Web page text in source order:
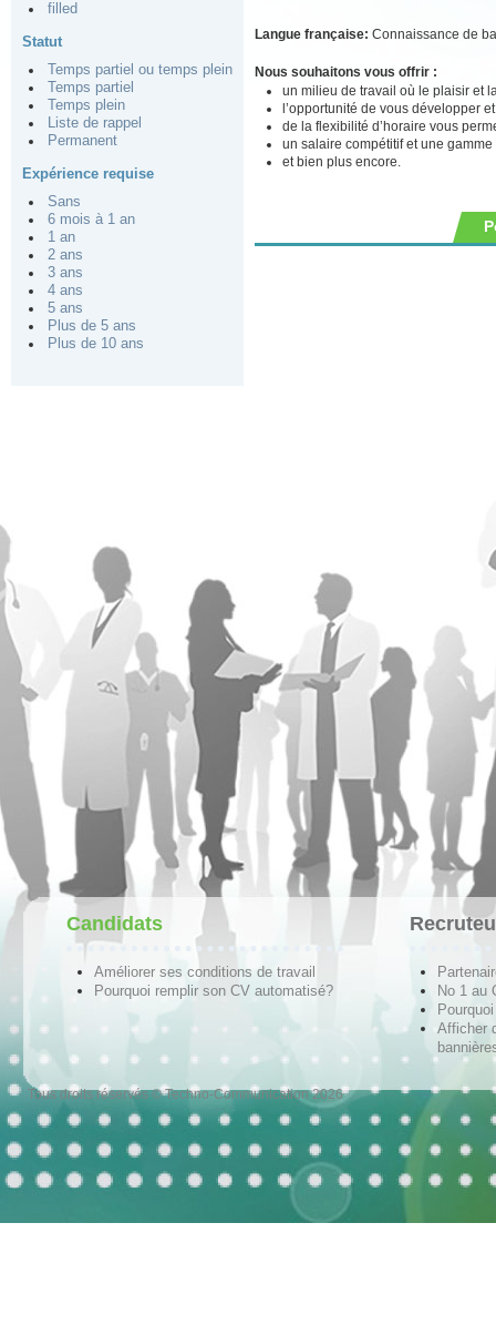
filled
Statut
Temps partiel ou temps plein
Temps partiel
Temps plein
Liste de rappel
Permanent
Expérience requise
Sans
6 mois à 1 an
1 an
2 ans
3 ans
4 ans
5 ans
Plus de 5 ans
Plus de 10 ans
Langue française: Connaissance de
Nous souhaitons vous offrir :
un milieu de travail où le plaisir et
l’opportunité de vous développer
de la flexibilité d’horaire vous
un salaire compétitif et une gamme
et bien plus encore.
Candidats
Améliorer ses conditions de travail
Pourquoi remplir son CV automatisé?
No 1 au
Afficher
Tous droits réservés © Techno-Communication 2026